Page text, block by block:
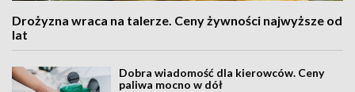
Drożyzna wraca na talerze. Ceny żywności najwyższe od
lat
Dobra wiadomość dla kierowców. Ceny
paliwa mocno w dół